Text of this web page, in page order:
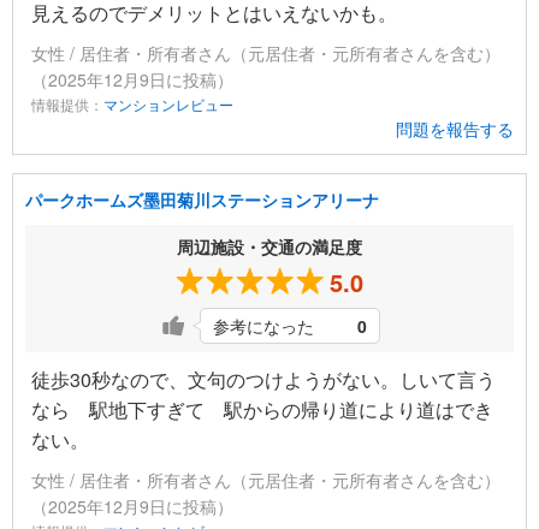
見えるのでデメリットとはいえないかも。
女性 / 居住者・所有者さん（元居住者・元所有者さんを含む）
（2025年12月9日に投稿）
情報提供： マンションレビュー
問題を報告する
パークホームズ墨田菊川ステーションアリーナ
周辺施設・交通の満足度
5.0
参考になった 0
徒歩30秒なので、文句のつけようがない。しいて言う
なら 駅地下すぎて 駅からの帰り道により道はでき
ない。
女性 / 居住者・所有者さん（元居住者・元所有者さんを含む）
（2025年12月9日に投稿）